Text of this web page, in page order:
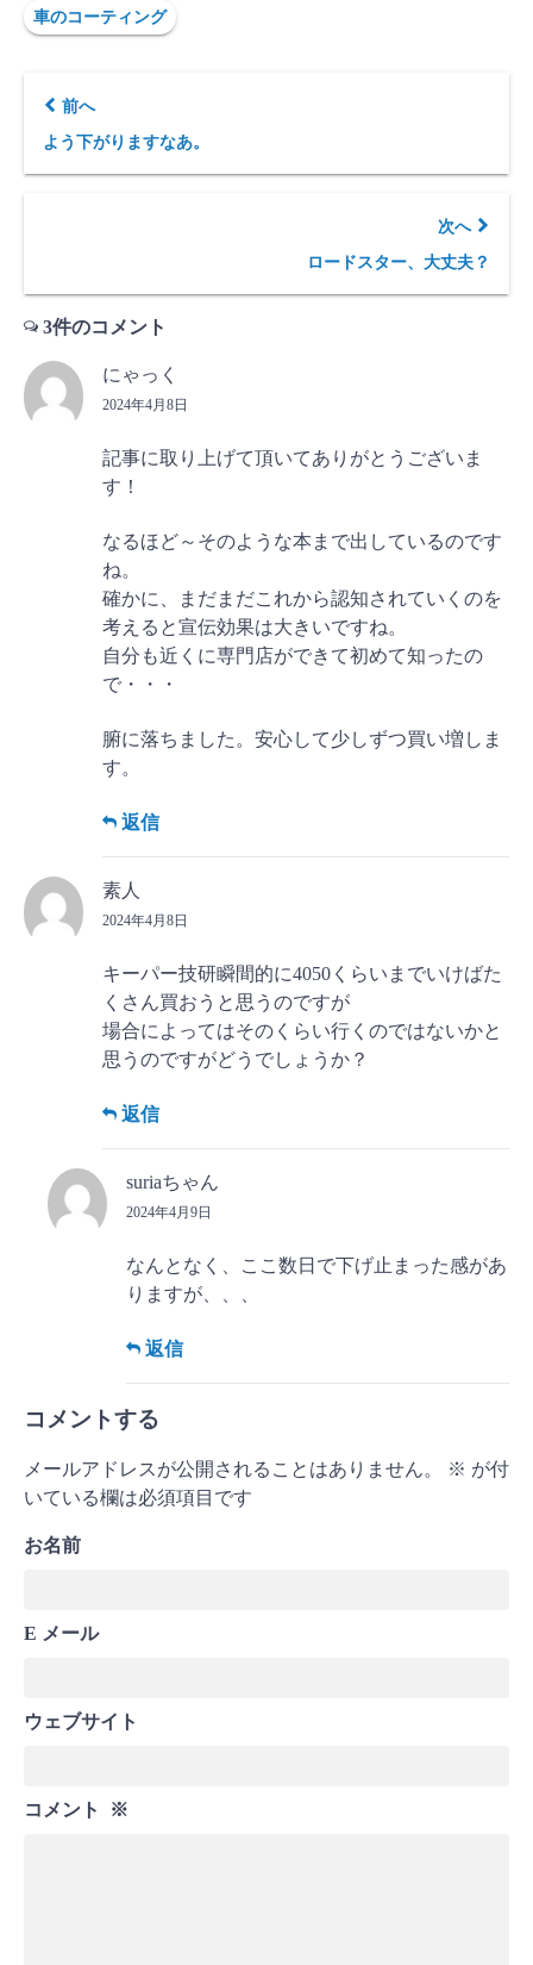
車のコーティング
前へ
よう下がりますなあ。
次へ
ロードスター、大丈夫？
3件のコメント
にゃっく
2024年4月8日
記事に取り上げて頂いてありがとうございま
す！
なるほど～そのような本まで出しているのです
ね。
確かに、まだまだこれから認知されていくのを
考えると宣伝効果は大きいですね。
自分も近くに専門店ができて初めて知ったの
で・・・
腑に落ちました。安心して少しずつ買い増しま
す。
返信
素人
2024年4月8日
キーパー技研瞬間的に4050くらいまでいけばた
くさん買おうと思うのですが
場合によってはそのくらい行くのではないかと
思うのですがどうでしょうか？
返信
suriaちゃん
2024年4月9日
なんとなく、ここ数日で下げ止まった感があ
りますが、、、
返信
コメントする
メールアドレスが公開されることはありません。 ※ が付
いている欄は必須項目です
お名前
E メール
ウェブサイト
コメント ※